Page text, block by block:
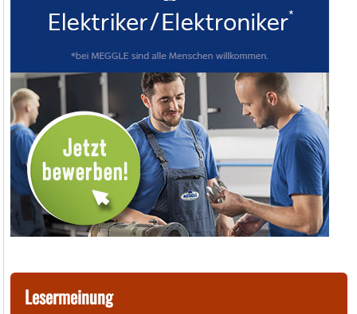
Lesermeinung